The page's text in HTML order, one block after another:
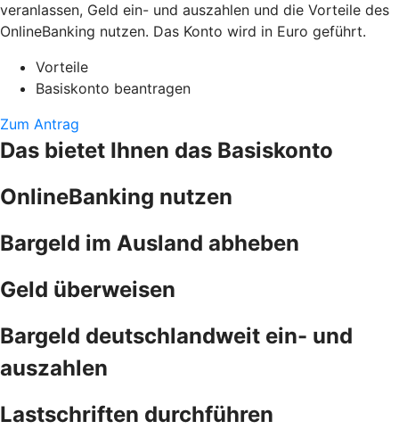
veranlassen, Geld ein- und auszahlen und die Vorteile des
OnlineBanking nutzen. Das Konto wird in Euro geführt.
Vorteile
Basiskonto beantragen
Zum Antrag
Das bietet Ihnen das Basiskonto
OnlineBanking nutzen
Bargeld im Ausland abheben
Geld überweisen
Bargeld deutschlandweit ein- und
auszahlen
Lastschriften durchführen